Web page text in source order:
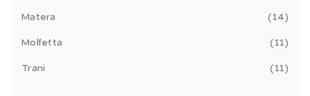
Matera 14
Molfetta 11
Trani 11